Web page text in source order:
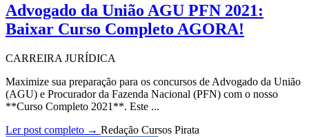
Advogado da União AGU PFN 2021:
Baixar Curso Completo AGORA!
CARREIRA JURÍDICA
Maximize sua preparação para os concursos de Advogado da União
(AGU) e Procurador da Fazenda Nacional (PFN) com o nosso
**Curso Completo 2021**. Este ...
Ler post completo → Redação Cursos Pirata